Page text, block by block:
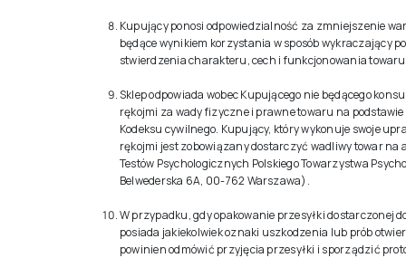
Kupujący ponosi odpowiedzialność za zmniejszenie
będące wynikiem korzystania w sposób wykraczający
stwierdzenia charakteru, cech i funkcjonowania
Sklep odpowiada wobec Kupującego nie będącego
rękojmi za wady fizyczne i prawne towaru na
Kodeksu cywilnego. Kupujący, który wykonuje swoje
rękojmi jest zobowiązany dostarczyć wadliwy towar na
Testów Psychologicznych Polskiego Towarzystwa
Belwederska 6A, 00-762 Warszawa).
W przypadku, gdy opakowanie przesyłki dostarczonej
posiada jakiekolwiek oznaki uszkodzenia lub prób
powinien odmówić przyjęcia przesyłki i sporządzić